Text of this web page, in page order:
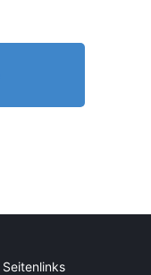
Seitenlinks